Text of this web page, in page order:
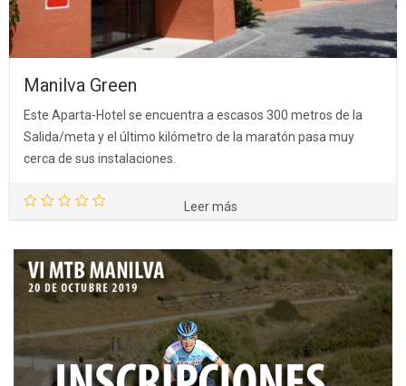
Manilva Green
Este Aparta-Hotel se encuentra a escasos 300 metros de la
Salida/meta y el último kilómetro de la maratón pasa muy
cerca de sus instalaciones.
Leer más